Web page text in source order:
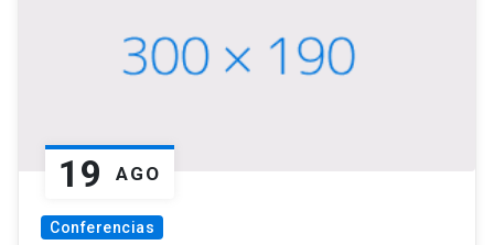
19 AGO
Conferencias